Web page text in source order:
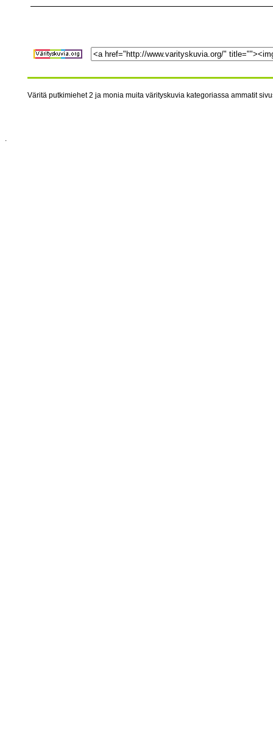
Väritä putkimiehet 2 ja monia muita värityskuvia kategoriassa ammatit
.